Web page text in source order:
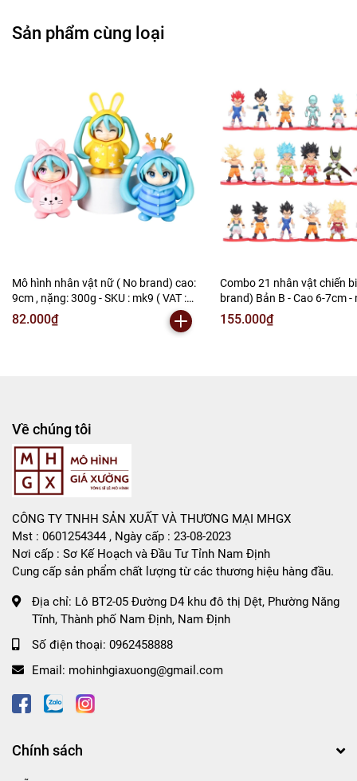
Sản phẩm cùng loại
Mô hình nhân vật nữ ( No brand) cao:
9cm , nặng: 300g - SKU : mk9 ( VAT :
002-b05-50 )K26-T1-S4
82.000₫
Combo 21 nhân vật chiến
brand) Bản B - Cao 6-7cm -
300gram - no box , bọc túi
:DB145a ( VAT 002-02-130
155.000₫
Về chúng tôi
CÔNG TY TNHH SẢN XUẤT VÀ THƯƠNG MẠI MHGX
Mst : 0601254344 , Ngày cấp : 23-08-2023
Nơi cấp : Sơ Kế Hoạch và Đầu Tư Tỉnh Nam Định
Cung cấp sản phẩm chất lượng từ các thương hiệu hàng đầu.
Địa chỉ: Lô BT2-05 Đường D4 khu đô thị Dệt, Phường Năng
Tĩnh, Thành phố Nam Định, Nam Định
Số điện thoại: 0962458888
Email: mohinhgiaxuong@gmail.com
Chính sách